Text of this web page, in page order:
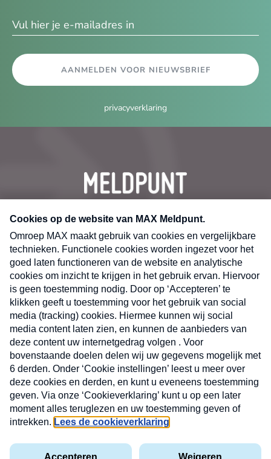
AANMELDEN VOOR NIEUWSBRIEF
privacyverklaring
CONTACT
Volg ons op
MAX
Cookieverklaring
Kwetsbaarheid
X
Nieuwsbrief
Neem hier een gratis abonnement op de MAX
Consumenten nieuwsbrief. Elke maandag en
donderdag in uw mailbox.